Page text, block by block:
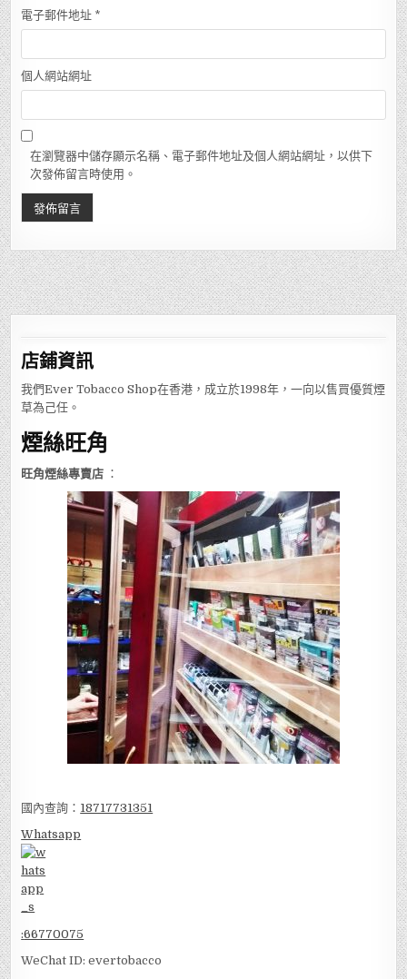
電子郵件地址 *
個人網站網址
在瀏覽器中儲存顯示名稱、電子郵件地址及個人網站網址，以供下
次發佈留言時使用。
店鋪資訊
我們Ever Tobacco Shop在香港，成立於1998年，一向以售買優質煙
草為己任。
煙絲旺角
旺角煙絲專賣店 ：
國內查詢： 18717731351
Whatsapp
:66770075
WeChat ID: evertobacco